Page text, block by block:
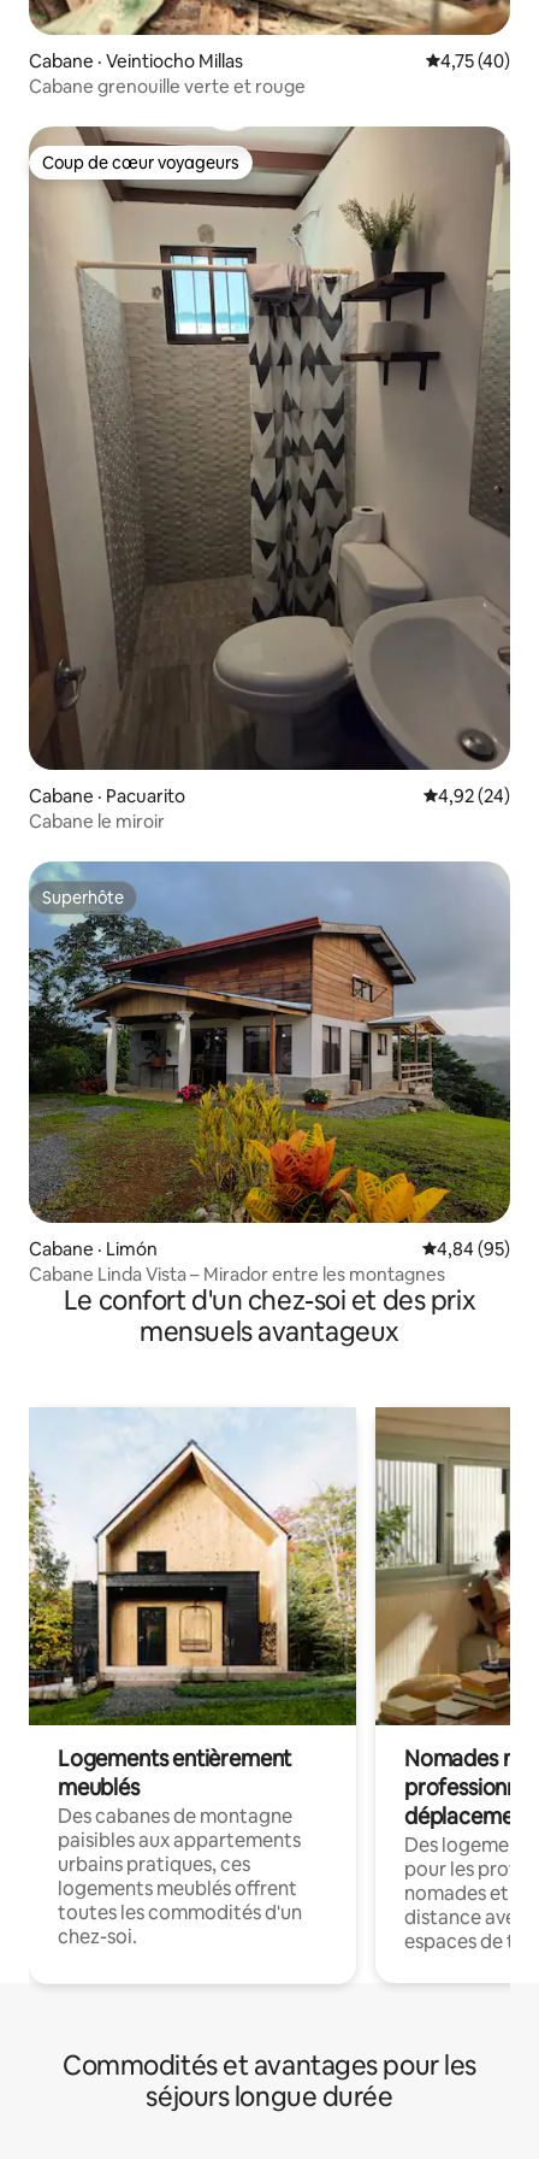
Cabane · Veintiocho Millas Note
4,75 (40)
Cabane grenouille verte et rouge
Coup de cœur voyageurs
Coup de cœur voyageurs
Cabane · Pacuarito Note
4,92 (24)
Cabane le miroir
Superhôte
Superhôte
Cabane · Limón Note
4,84 (95)
Cabane Linda Vista – Mirador entre les montagnes
Le confort d'un chez-soi et des prix
mensuels avantageux
Logements entièrement
meublés
Des cabanes de montagne
paisibles aux appartements
urbains pratiques, ces
logements meublés offrent
toutes les commodités d'un
chez-soi.
Nomades
déplacement
Des
pour les
nomades et
distance avec
espaces de
Commodités et avantages pour les
séjours longue durée